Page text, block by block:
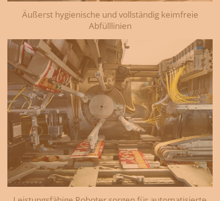
Äußerst hygienische und vollständig keimfreie
Abfülllinien